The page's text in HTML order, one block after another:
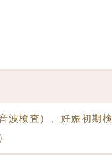
波検査）、妊娠初期検